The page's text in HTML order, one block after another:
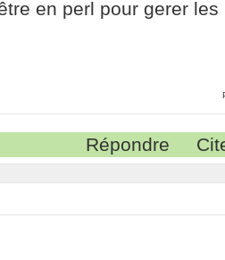
en perl pour gerer les
Répondre